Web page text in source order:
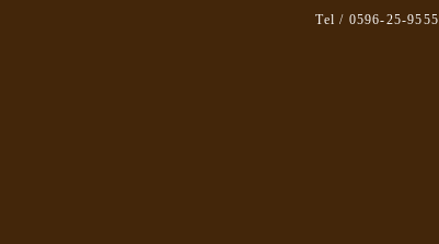
Tel / 0596-25-9555